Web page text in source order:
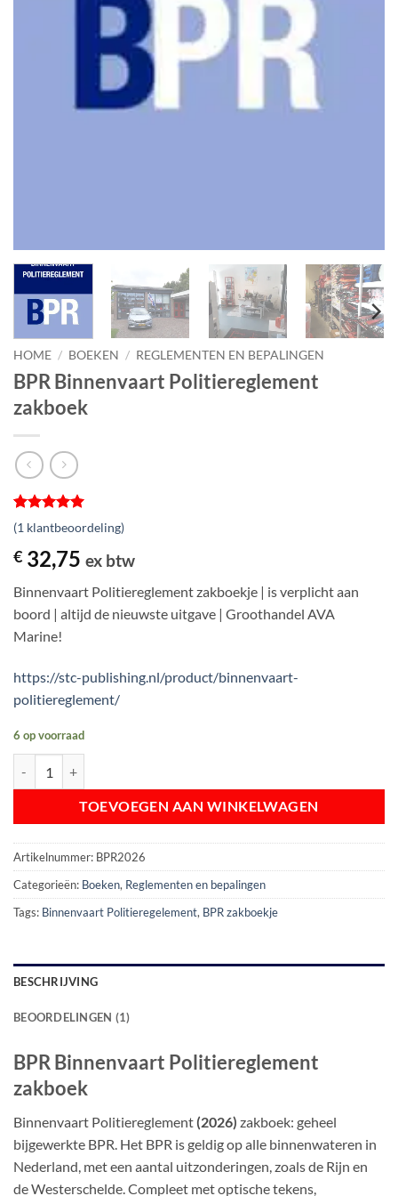
HOME / BOEKEN / REGLEMENTEN EN BEPALINGEN
BPR Binnenvaart Politiereglement
zakboek
Gewaardeerd
5op 5
gebaseerd
op
1
(1 klantbeoordeling)
€ 32,75 ex btw
Binnenvaart Politiereglement zakboekje | is verplicht aan
boord | altijd de nieuwste uitgave | Groothandel AVA
Marine!
https://stc-publishing.nl/product/binnenvaart-
politiereglement/
6 op voorraad
TOEVOEGEN AAN WINKELWAGEN
Artikelnummer: BPR2026
Categorieën: Boeken, Reglementen en bepalingen
Tags: Binnenvaart Politieregelement, BPR zakboekje
BESCHRIJVING
BEOORDELINGEN (1)
BPR Binnenvaart Politiereglement
zakboek
Binnenvaart Politiereglement (2026) zakboek: geheel
bijgewerkte BPR. Het BPR is geldig op alle binnenwateren in
Nederland, met een aantal uitzonderingen, zoals de Rijn en
de Westerschelde. Compleet met optische tekens,